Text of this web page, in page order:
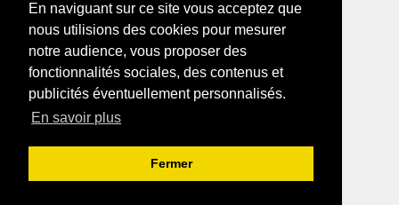
En naviguant sur ce site vous acceptez que
nous utilisions des cookies pour mesurer
notre audience, vous proposer des
fonctionnalités sociales, des contenus et
publicités éventuellement personnalisés.
En savoir plus
Fermer
Abris, carports & appentis
www.abris-garages-bois.com
A propos
Plan du site
Mentions légales
Confidentialité des données